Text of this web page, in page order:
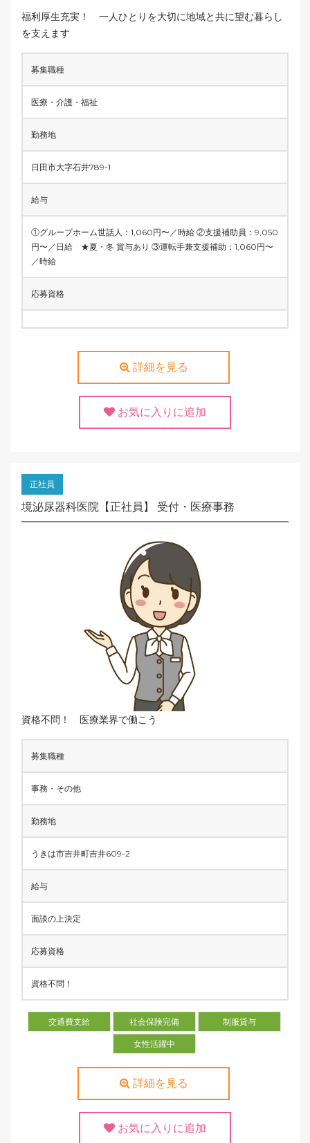
福利厚生充実！ 一人ひとりを大切に地域と共に望む暮らし
を支えます
募集職種
医療・介護・福祉
勤務地
日田市大字石井789-1
給与
①グループホーム世話人：1,060円〜／時給 ②支援補助員：9,050
円〜／日給 ★夏・冬 賞与あり ③運転手兼支援補助：1,060円〜
／時給
応募資格
詳細を見る
お気に入りに追加
正社員
境泌尿器科医院【正社員】 受付・医療事務
資格不問！ 医療業界で働こう
募集職種
事務・その他
勤務地
うきは市吉井町吉井609-2
給与
面談の上決定
応募資格
資格不問！
交通費支給 社会保険完備 制服貸与
女性活躍中
詳細を見る
お気に入りに追加